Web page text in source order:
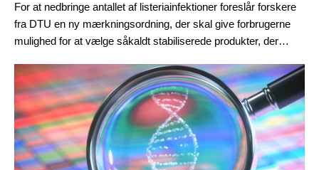
For at nedbringe antallet af listeriainfektioner foreslår forskere
fra DTU en ny mærkningsordning, der skal give forbrugerne
mulighed for at vælge såkaldt stabiliserede produkter, der